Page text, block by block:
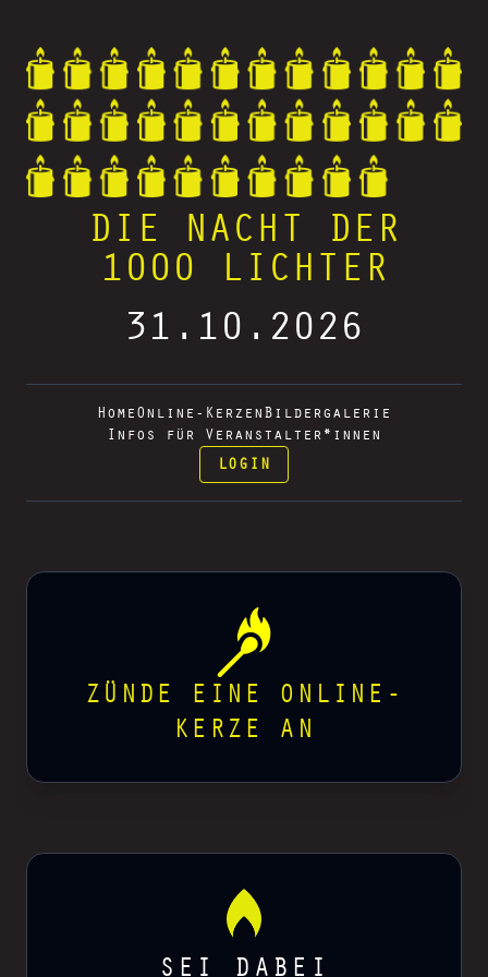
DIE NACHT DER
1000 LICHTER
31.10.2026
Home Online-Kerzen Bildergalerie
Infos für Veranstalter*innen
LOGIN
ZÜNDE EINE ONLINE-
KERZE AN
SEI DABEI